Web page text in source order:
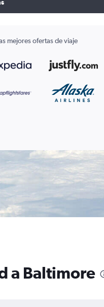
mejores ofertas de viaje
a Baltimore